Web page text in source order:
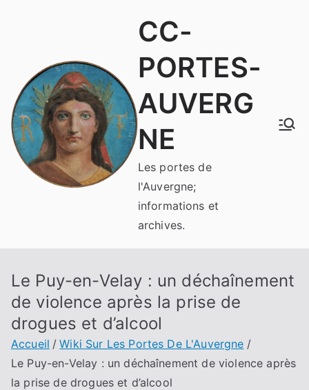
CC-
PORTES-
AUVERG
NE
Les portes de
l'Auvergne;
informations et
archives.
Le Puy-en-Velay : un déchaînement
de violence après la prise de
drogues et d’alcool
Accueil
Wiki Sur Les Portes De L'Auvergne
Le Puy-en-Velay : un déchaînement de violence après
la prise de drogues et d’alcool